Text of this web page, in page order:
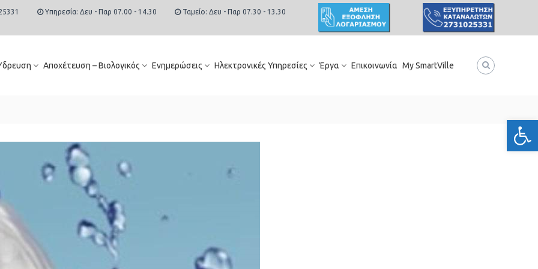
Υπηρεσία: Δευ - Παρ 07.00 - 14.30 Ταμείο: Δευ - Παρ 07.30 - 13.30
Αποχέτευση – Βιολογικός Ενημερώσεις Ηλεκτρονικές Υπηρεσίες Έργα Επικοινωνία My SmartVille